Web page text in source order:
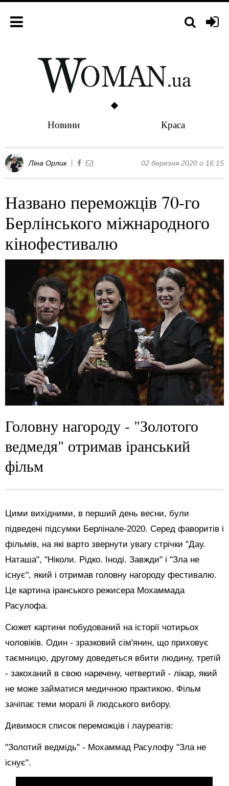
Новини Краса
Ліна Орлик 02 березня 2020 о 16:15
Названо переможців 70-го
Берлінського міжнародного
кінофестивалю
Головну нагороду - "Золотого
ведмедя" отримав іранський
фільм
Цими вихідними, в перший день весни, були
підведені підсумки Берлінале-2020. Серед фаворитів і
фільмів, на які варто звернути увагу стрічки "Дау.
Наташа", "Ніколи. Рідко. Іноді. Завжди" і "Зла не
існує", який і отримав головну нагороду фестивалю.
Це картина іранського режисера Мохаммада
Расулофа.
Сюжет картини побудований на історії чотирьох
чоловіків. Один - зразковий сім'янин, що приховує
таємницю, другому доведеться вбити людину, третій
- закоханий в свою наречену, четвертий - лікар, який
не може займатися медичною практикою. Фільм
зачіпає теми моралі й людського вибору.
Дивимося список переможців і лауреатів:
"Золотий ведмідь" - Мохаммад Расулофу "Зла не
існує".